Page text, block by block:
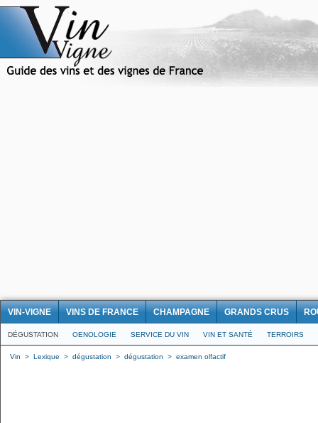
VIN-VIGNE VINS DE FRANCE CHAMPAGNE GRANDS CRUS
DÉGUSTATION OENOLOGIE SERVICE DU VIN VIN ET SANTÉ TERROIRS
Vin > Lexique > dégustation > dégustation > examen olfactif